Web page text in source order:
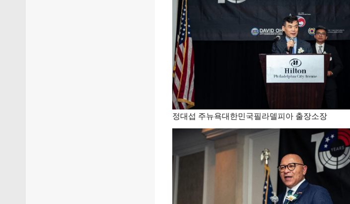
정대섭 주뉴욕대한민국필라델피아 출장소장